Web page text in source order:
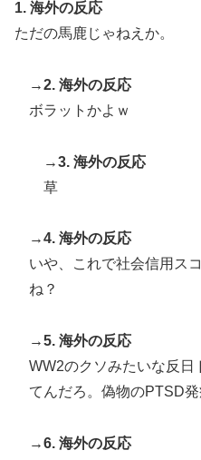
1. 海外の反応
ただの馬鹿じゃねえか。
→2. 海外の反応
ボラットかよｗ
→3. 海外の反応
草
→4. 海外の反応
いや、これで社会信用ス
ね？
→5. 海外の反応
WW2のクソみたいな反日
てんだろ。偽物のPTSD
→6. 海外の反応